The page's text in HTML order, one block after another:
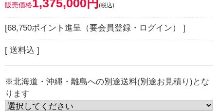
販売価格1,375,000円 (税込)
[68,750ポイント進呈（要会員登録・ログイン） ]
[ 送料込 ]
※北海道・沖縄・離島への別途送料(別途お見積り)とな
ります